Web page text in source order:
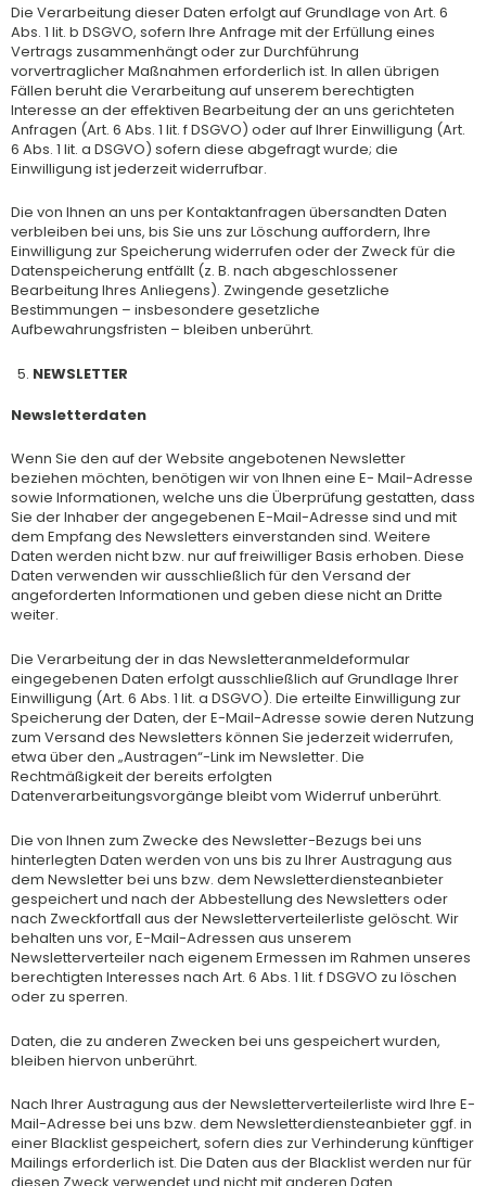
Die Verarbeitung dieser Daten erfolgt auf Grundlage von Art. 6
Abs. 1 lit. b DSGVO, sofern Ihre Anfrage mit der Erfüllung eines
Vertrags zusammenhängt oder zur Durchführung
vorvertraglicher Maßnahmen erforderlich ist. In allen übrigen
Fällen beruht die Verarbeitung auf unserem berechtigten
Interesse an der effektiven Bearbeitung der an uns gerichteten
Anfragen (Art. 6 Abs. 1 lit. f DSGVO) oder auf Ihrer Einwilligung (Art.
6 Abs. 1 lit. a DSGVO) sofern diese abgefragt wurde; die
Einwilligung ist jederzeit widerrufbar.
Die von Ihnen an uns per Kontaktanfragen übersandten Daten
verbleiben bei uns, bis Sie uns zur Löschung auffordern, Ihre
Einwilligung zur Speicherung widerrufen oder der Zweck für die
Datenspeicherung entfällt (z. B. nach abgeschlossener
Bearbeitung Ihres Anliegens). Zwingende gesetzliche
Bestimmungen – insbesondere gesetzliche
Aufbewahrungsfristen – bleiben unberührt.
NEWSLETTER
Newsletterdaten
Wenn Sie den auf der Website angebotenen Newsletter
beziehen möchten, benötigen wir von Ihnen eine E- Mail-Adresse
sowie Informationen, welche uns die Überprüfung gestatten, dass
Sie der Inhaber der angegebenen E-Mail-Adresse sind und mit
dem Empfang des Newsletters einverstanden sind. Weitere
Daten werden nicht bzw. nur auf freiwilliger Basis erhoben. Diese
Daten verwenden wir ausschließlich für den Versand der
angeforderten Informationen und geben diese nicht an Dritte
weiter.
Die Verarbeitung der in das Newsletteranmeldeformular
eingegebenen Daten erfolgt ausschließlich auf Grundlage Ihrer
Einwilligung (Art. 6 Abs. 1 lit. a DSGVO). Die erteilte Einwilligung zur
Speicherung der Daten, der E-Mail-Adresse sowie deren Nutzung
zum Versand des Newsletters können Sie jederzeit widerrufen,
etwa über den „Austragen“-Link im Newsletter. Die
Rechtmäßigkeit der bereits erfolgten
Datenverarbeitungsvorgänge bleibt vom Widerruf unberührt.
Die von Ihnen zum Zwecke des Newsletter-Bezugs bei uns
hinterlegten Daten werden von uns bis zu Ihrer Austragung aus
dem Newsletter bei uns bzw. dem Newsletterdiensteanbieter
gespeichert und nach der Abbestellung des Newsletters oder
nach Zweckfortfall aus der Newsletterverteilerliste gelöscht. Wir
behalten uns vor, E-Mail-Adressen aus unserem
Newsletterverteiler nach eigenem Ermessen im Rahmen unseres
berechtigten Interesses nach Art. 6 Abs. 1 lit. f DSGVO zu löschen
oder zu sperren.
Daten, die zu anderen Zwecken bei uns gespeichert wurden,
bleiben hiervon unberührt.
Nach Ihrer Austragung aus der Newsletterverteilerliste wird Ihre E-
Mail-Adresse bei uns bzw. dem Newsletterdiensteanbieter ggf. in
einer Blacklist gespeichert, sofern dies zur Verhinderung künftiger
Mailings erforderlich ist. Die Daten aus der Blacklist werden nur für